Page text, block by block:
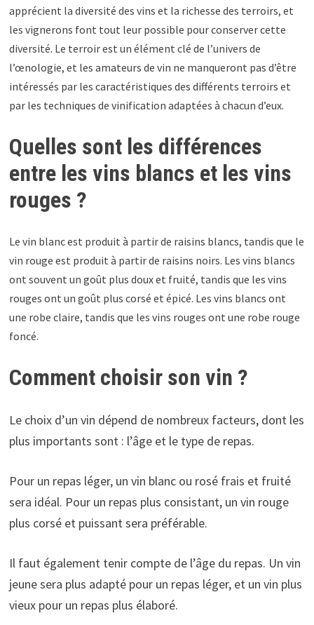
apprécient la diversité des vins et la richesse des terroirs, et
les vignerons font tout leur possible pour conserver cette
diversité. Le terroir est un élément clé de l’univers de
l’œnologie, et les amateurs de vin ne manqueront pas d’être
intéressés par les caractéristiques des différents terroirs et
par les techniques de vinification adaptées à chacun d’eux.
Quelles sont les différences
entre les vins blancs et les vins
rouges ?
Le vin blanc est produit à partir de raisins blancs, tandis que le
vin rouge est produit à partir de raisins noirs. Les vins blancs
ont souvent un goût plus doux et fruité, tandis que les vins
rouges ont un goût plus corsé et épicé. Les vins blancs ont
une robe claire, tandis que les vins rouges ont une robe rouge
foncé.
Comment choisir son vin ?
Le choix d’un vin dépend de nombreux facteurs, dont les
plus importants sont : l’âge et le type de repas.
Pour un repas léger, un vin blanc ou rosé frais et fruité
sera idéal. Pour un repas plus consistant, un vin rouge
plus corsé et puissant sera préférable.
Il faut également tenir compte de l’âge du repas. Un vin
jeune sera plus adapté pour un repas léger, et un vin plus
vieux pour un repas plus élaboré.